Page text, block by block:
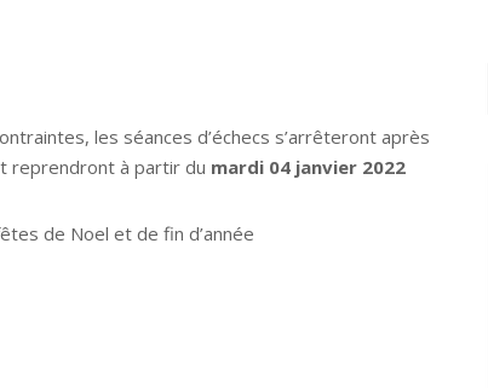
les séances d’échecs s’arrêteront après
reprendront à partir du mardi 04 janvier 2022
de Noel et de fin d’année